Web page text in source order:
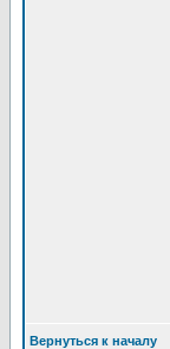
Вернуться к началу